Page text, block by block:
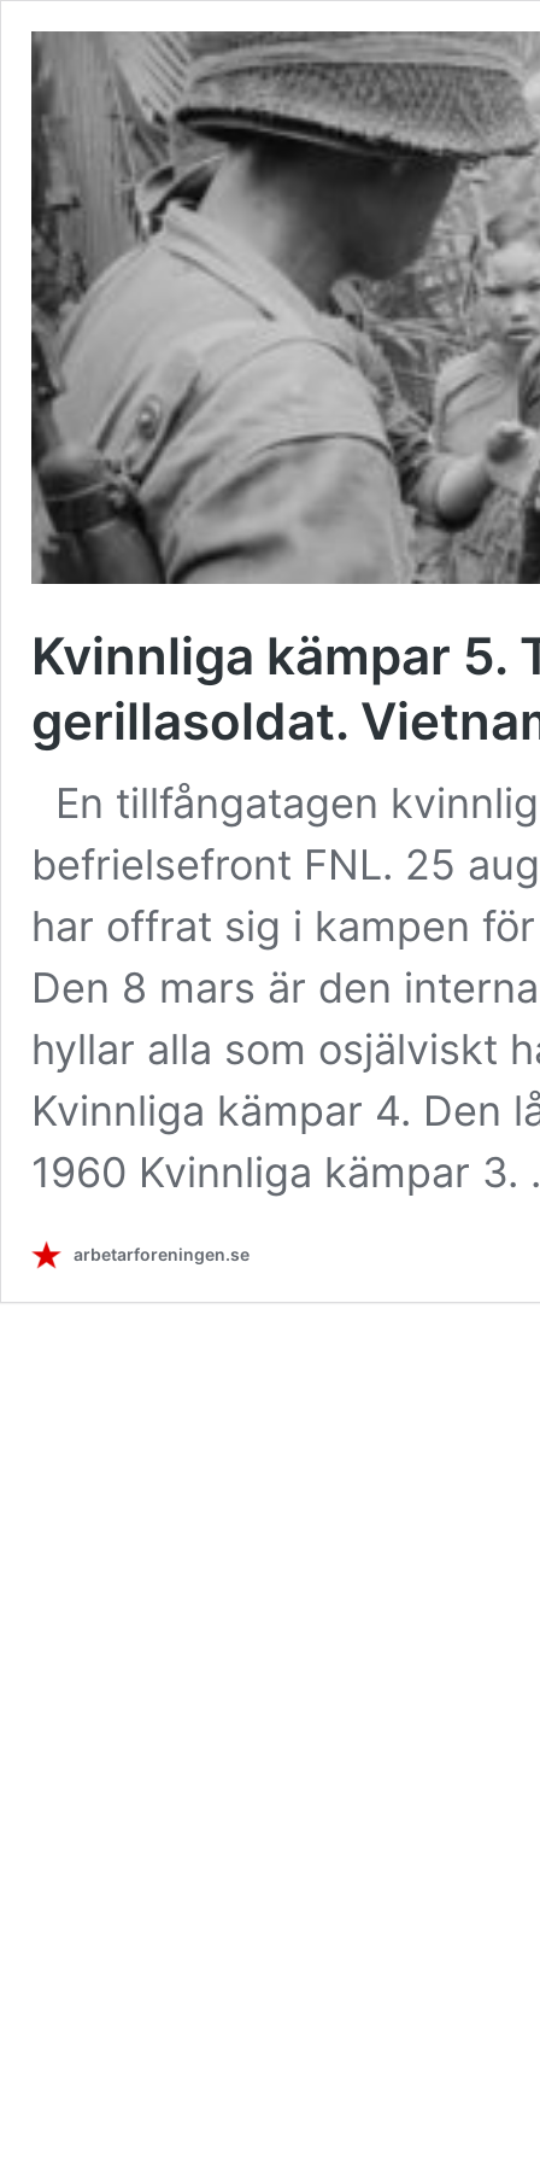
Kvinnliga kämpar 5.
gerillasoldat.
En tillfångatagen
befrielsefront FNL. 25
har offrat sig i kampen
Den 8 mars är den
hyllar alla som osjälviskt
Kvinnliga kämpar 4. Den
1960 Kvinnliga kämpar
arbetarforeningen.se